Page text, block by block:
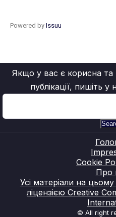
Powered by Issuu
Якщо у вас є корисна та
публікації, пишіть у
Cookie
Про
Усі матеріали на цьому
ліцензією Creative
© All right